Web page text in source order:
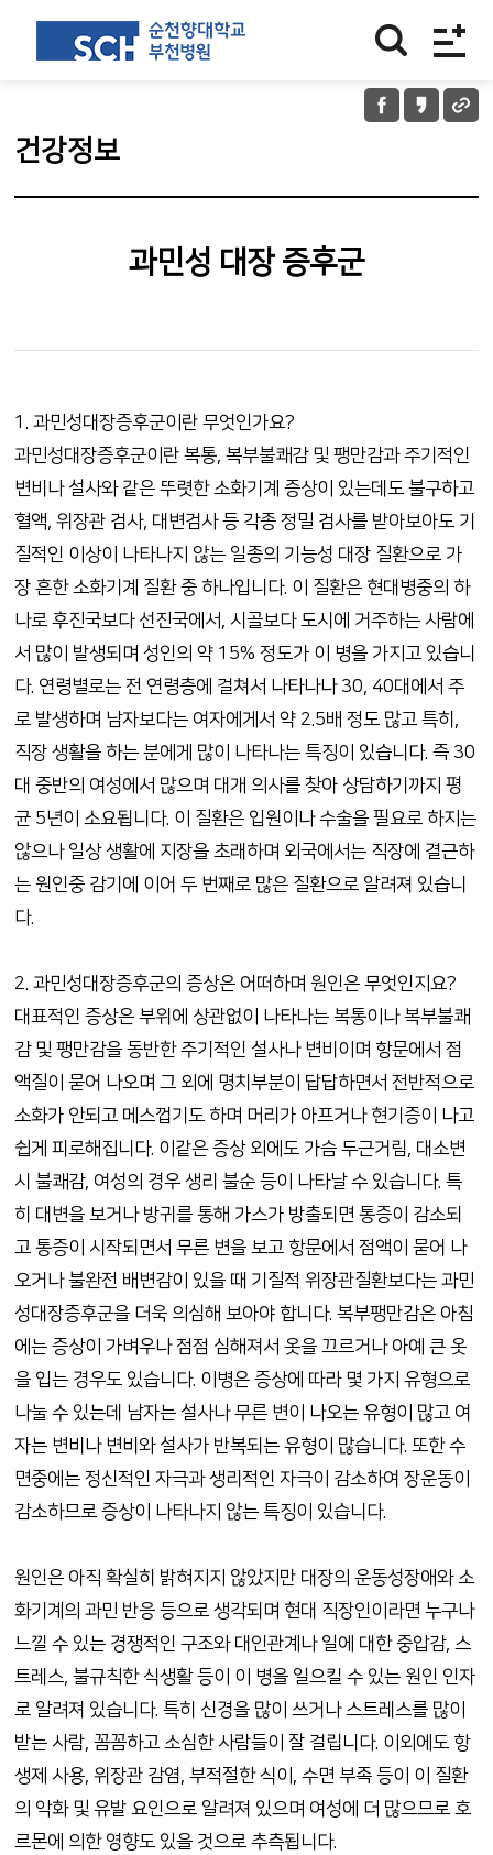
건강정보
과민성 대장 증후군
1. 과민성대장증후군이란 무엇인가요?
과민성대장증후군이란 복통, 복부불쾌감 및 팽만감과 주기적인
변비나 설사와 같은 뚜렷한 소화기계 증상이 있는데도 불구하고
혈액, 위장관 검사, 대변검사 등 각종 정밀 검사를 받아보아도 기
질적인 이상이 나타나지 않는 일종의 기능성 대장 질환으로 가
장 흔한 소화기계 질환 중 하나입니다. 이 질환은 현대병중의 하
나로 후진국보다 선진국에서, 시골보다 도시에 거주하는 사람에
서 많이 발생되며 성인의 약 15% 정도가 이 병을 가지고 있습니
다. 연령별로는 전 연령층에 걸쳐서 나타나나 30, 40대에서 주
로 발생하며 남자보다는 여자에게서 약 2.5배 정도 많고 특히,
직장 생활을 하는 분에게 많이 나타나는 특징이 있습니다. 즉 30
대 중반의 여성에서 많으며 대개 의사를 찾아 상담하기까지 평
균 5년이 소요됩니다. 이 질환은 입원이나 수술을 필요로 하지는
않으나 일상 생활에 지장을 초래하며 외국에서는 직장에 결근하
는 원인중 감기에 이어 두 번째로 많은 질환으로 알려져 있습니
다.
2. 과민성대장증후군의 증상은 어떠하며 원인은 무엇인지요?
대표적인 증상은 부위에 상관없이 나타나는 복통이나 복부불쾌
감 및 팽만감을 동반한 주기적인 설사나 변비이며 항문에서 점
액질이 묻어 나오며 그 외에 명치부분이 답답하면서 전반적으로
소화가 안되고 메스껍기도 하며 머리가 아프거나 현기증이 나고
쉽게 피로해집니다. 이같은 증상 외에도 가슴 두근거림, 대소변
시 불쾌감, 여성의 경우 생리 불순 등이 나타날 수 있습니다. 특
히 대변을 보거나 방귀를 통해 가스가 방출되면 통증이 감소되
고 통증이 시작되면서 무른 변을 보고 항문에서 점액이 묻어 나
오거나 불완전 배변감이 있을 때 기질적 위장관질환보다는 과민
성대장증후군을 더욱 의심해 보아야 합니다. 복부팽만감은 아침
에는 증상이 가벼우나 점점 심해져서 옷을 끄르거나 아예 큰 옷
을 입는 경우도 있습니다. 이병은 증상에 따라 몇 가지 유형으로
나눌 수 있는데 남자는 설사나 무른 변이 나오는 유형이 많고 여
자는 변비나 변비와 설사가 반복되는 유형이 많습니다. 또한 수
면중에는 정신적인 자극과 생리적인 자극이 감소하여 장운동이
감소하므로 증상이 나타나지 않는 특징이 있습니다.
원인은 아직 확실히 밝혀지지 않았지만 대장의 운동성장애와 소
화기계의 과민 반응 등으로 생각되며 현대 직장인이라면 누구나
느낄 수 있는 경쟁적인 구조와 대인관계나 일에 대한 중압감, 스
트레스, 불규칙한 식생활 등이 이 병을 일으킬 수 있는 원인 인자
로 알려져 있습니다. 특히 신경을 많이 쓰거나 스트레스를 많이
받는 사람, 꼼꼼하고 소심한 사람들이 잘 걸립니다. 이외에도 항
생제 사용, 위장관 감염, 부적절한 식이, 수면 부족 등이 이 질환
의 악화 및 유발 요인으로 알려져 있으며 여성에 더 많으므로 호
르몬에 의한 영향도 있을 것으로 추측됩니다.